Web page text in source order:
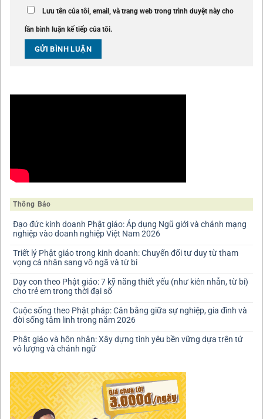
Lưu tên của tôi, email, và trang web trong trình duyệt này cho
lần bình luận kế tiếp của tôi.
Thông Báo
Đạo đức kinh doanh Phật giáo: Áp dụng Ngũ giới và chánh mạng
nghiệp vào doanh nghiệp Việt Nam 2026
Triết lý Phật giáo trong kinh doanh: Chuyển đổi tư duy từ tham
vọng cá nhân sang vô ngã và từ bi
Dạy con theo Phật giáo: 7 kỹ năng thiết yếu (như kiên nhẫn, từ bi)
cho trẻ em trong thời đại số
Cuộc sống theo Phật pháp: Cân bằng giữa sự nghiệp, gia đình và
đời sống tâm linh trong năm 2026
Phật giáo và hôn nhân: Xây dựng tình yêu bền vững dựa trên tứ
vô lượng và chánh ngữ